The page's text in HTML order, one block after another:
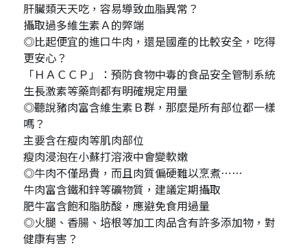
肝臟類天天吃，容易導致血脂異常？
攝取過多維生素Ａ的弊端
◎比起便宜的進口牛肉，還是國產的比較安全，吃得
更安心？
「ＨＡＣＣＰ」：預防食物中毒的食品安全管制系統
生長激素等藥劑都有明確規定用量
◎聽說豬肉富含維生素Ｂ群，那麼是所有部位都一樣
嗎？
主要含在瘦肉等肌肉部位
瘦肉浸泡在小蘇打溶液中會變軟嫩
◎牛肉不僅昂貴，而且肉質偏硬難以烹煮⋯⋯
牛肉富含鐵和鋅等礦物質，建議定期攝取
肥牛富含飽和脂肪酸，應避免食用過量
◎火腿、香腸、培根等加工肉品含有許多添加物，對
健康有害？